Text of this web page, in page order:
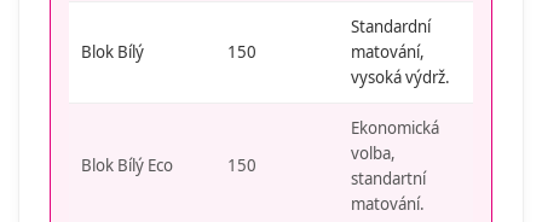
Blok Bílý 150
Standardní
matování,
vysoká výdrž.
Blok Bílý Eco 150
Ekonomická
volba,
standartní
matování.